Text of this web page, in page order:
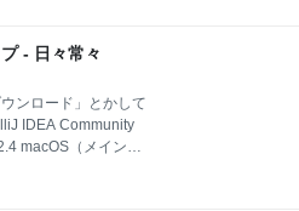
フラグとは呼べませ
いんだろうなと思い
れくらい知っとくと
書いておきます。だ
濃淡がひどいかもし
395: Records Java
Classes Java
- 日々常々
ンロード」とかして
IDEA Community
macOS（メイン）
てるのの主だったも